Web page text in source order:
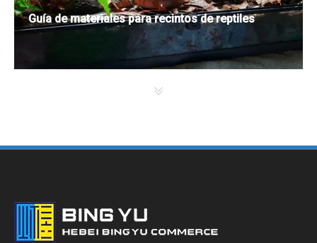
​Guía de materiales para recintos de reptiles